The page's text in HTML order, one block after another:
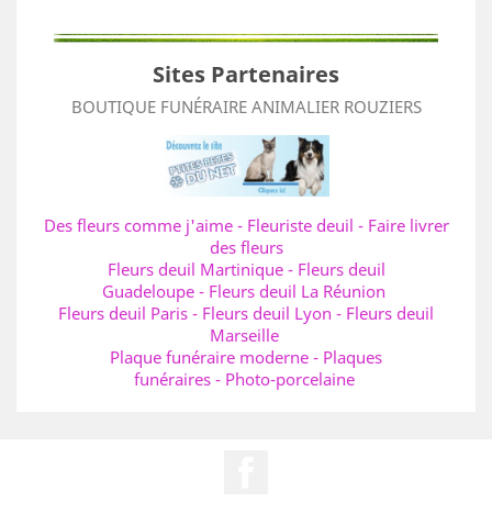
Sites Partenaires
BOUTIQUE FUNÉRAIRE ANIMALIER ROUZIERS
Des fleurs comme j'aime- Fleuriste deuil - Faire livrer
des fleurs
Fleurs deuil Martinique- Fleurs deuil
Guadeloupe - Fleurs deuil La Réunion
Fleurs deuil Paris - Fleurs deuil Lyon - Fleurs deuil
Marseille
Plaque funéraire moderne - Plaques
funéraires- Photo-porcelaine